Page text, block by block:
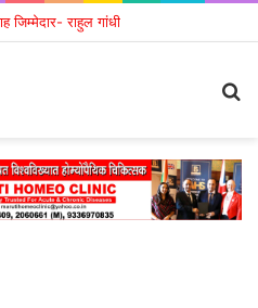
जिम्मेदार- राहुल गांधी